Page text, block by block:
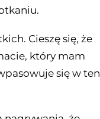
Cieszę się, że
który mam
się w ten